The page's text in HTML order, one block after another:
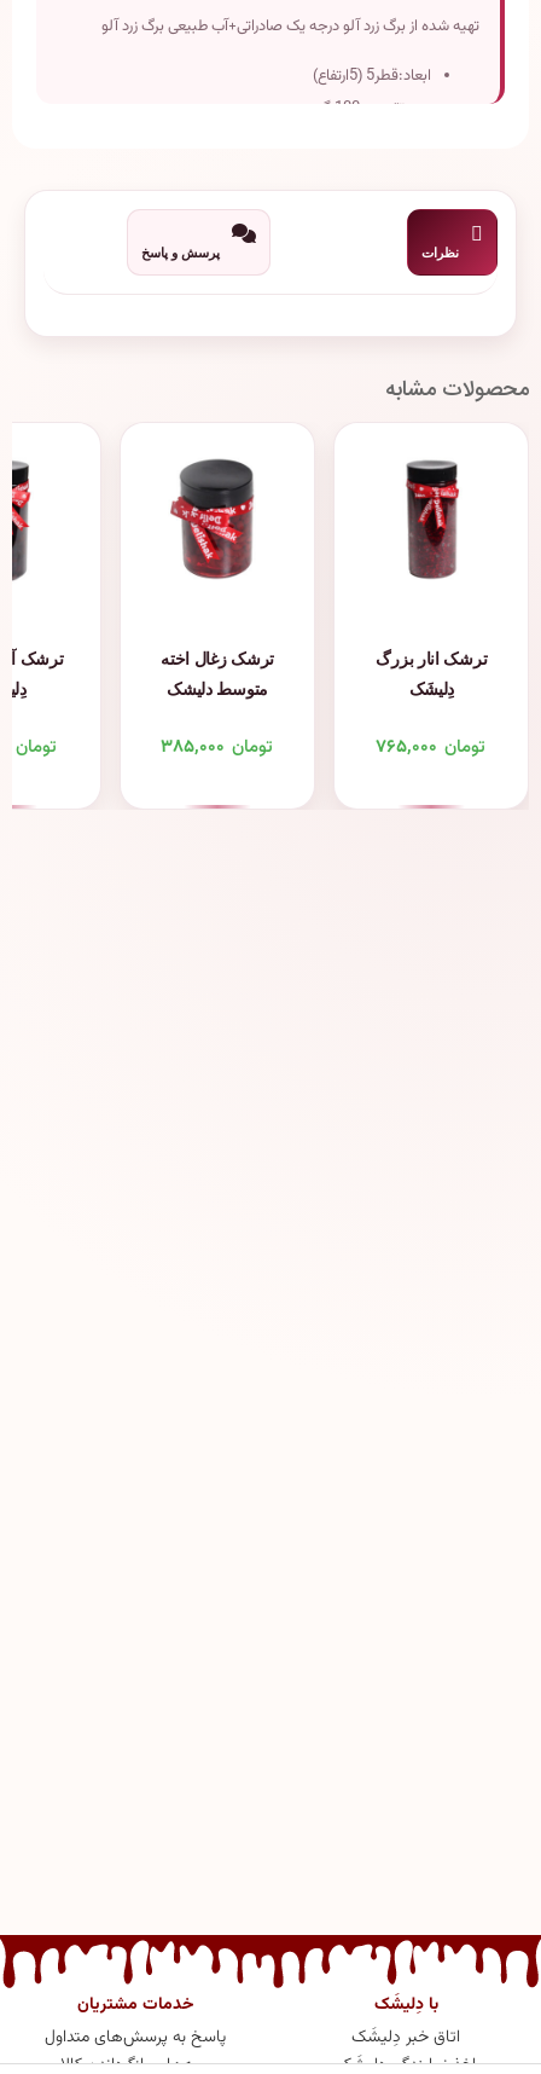
تهیه شده از برگ زرد آلو درجه یک صادراتی+آب طبیعی برگ زرد آلو
ابعاد:قطر5 (5ارتفاع)
وزن تقریبی:100 گرم
نظرات پرسش و پاسخ
محصولات مشابه
ترشک انار بزرگ
دِلیشَک
۷۶۵,۰۰۰ تومان
ترشک زغال اخته
متوسط دلیشک
۳۸۵,۰۰۰ تومان
ترشک
تومان
با دِلیشَک
اتاق خبر دِلیشَک
اخذ نمایندگی دِلیشَک
خدمات مشتریان
پاسخ به پرسش‌های متداول
رویه‌های بازگرداندن کالا